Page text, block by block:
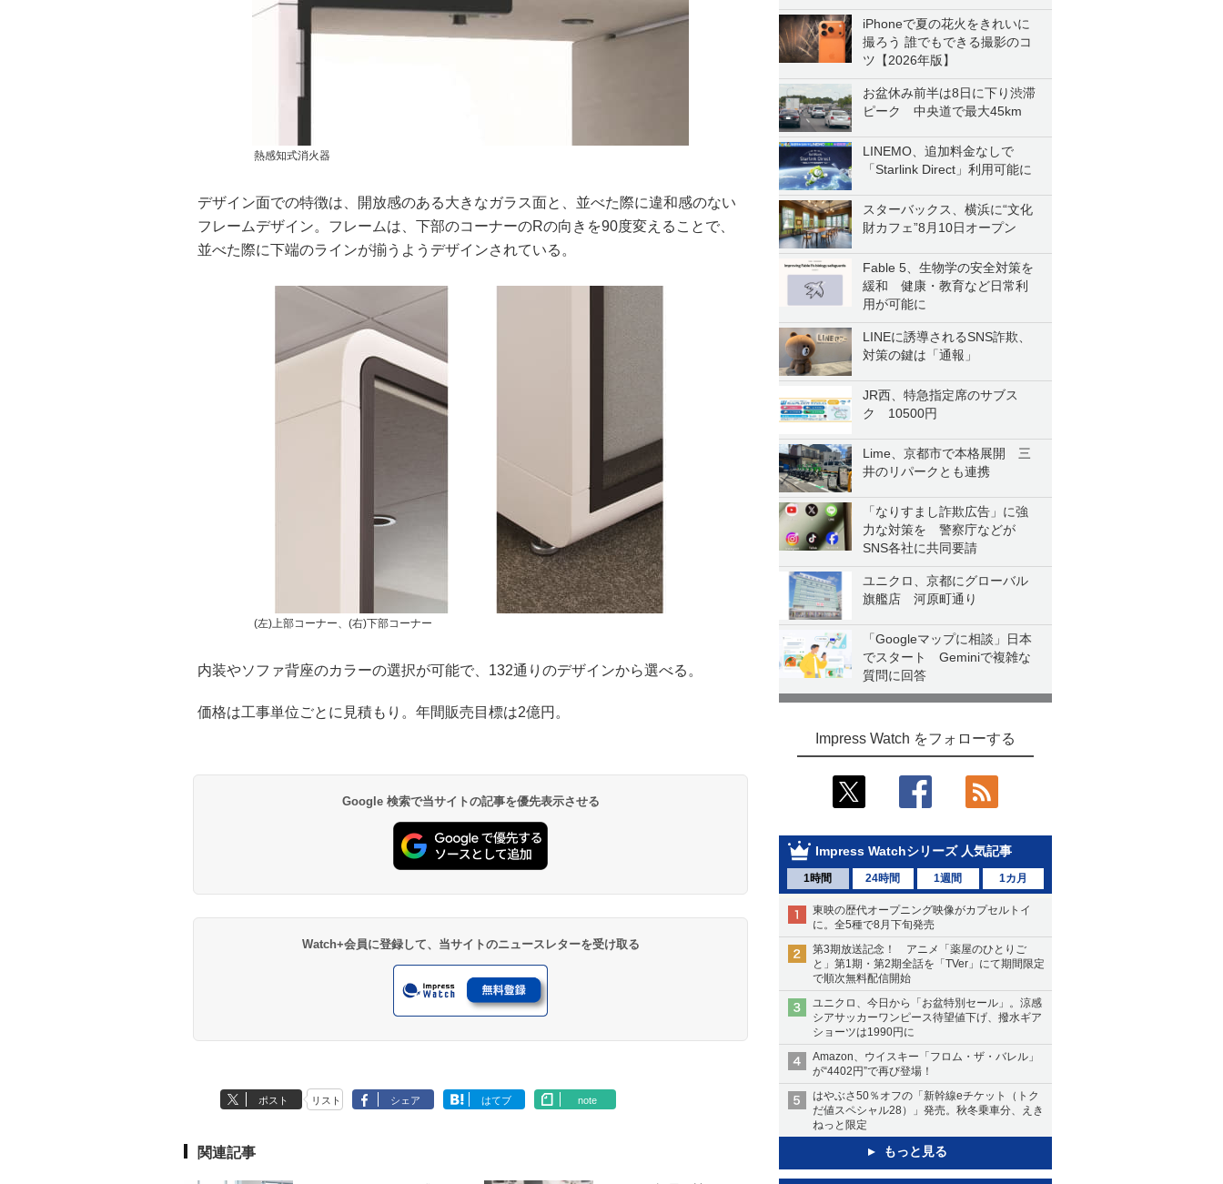
iPhoneで夏の花火をきれいに
撮ろう 誰でもできる撮影のコ
ツ【2026年版】
お盆休み前半は8日に下り渋滞
ピーク 中央道で最大45km
LINEMO、追加料金なしで
「Starlink Direct」利用可能に
スターバックス、横浜に“文化
財カフェ”8月10日オープン
Fable 5、生物学の安全対策を
緩和 健康・教育など日常利
用が可能に
LINEに誘導されるSNS詐欺、
対策の鍵は「通報」
JR西、特急指定席のサブス
ク 10500円
Lime、京都市で本格展開 三
井のリパークとも連携
「なりすまし詐欺広告」に強
力な対策を 警察庁などが
SNS各社に共同要請
ユニクロ、京都にグローバル
旗艦店 河原町通り
「Googleマップに相談」日本
でスタート Geminiで複雑な
質問に回答
Impress Watch をフォローする
Impress Watchシリーズ 人気記事
1時間 24時間 1週間 1カ月
東映の歴代オープニング映像がカプセルトイ
に。全5種で8月下旬発売
第3期放送記念！ アニメ「薬屋のひとりご
と」第1期・第2期全話を「TVer」にて期間限定
で順次無料配信開始
ユニクロ、今日から「お盆特別セール」。涼感
シアサッカーワンピース待望値下げ、撥水ギア
ショーツは1990円に
Amazon、ウイスキー「フロム・ザ・バレル」
が“4402円”で再び登場！
はやぶさ50％オフの「新幹線eチケット（トク
だ値スペシャル28）」発売。秋冬乗車分、えき
ねっと限定
もっと見る
熱感知式消火器
デザイン面での特徴は、開放感のある大きなガラス面と、並べた際に違和感のない
フレームデザイン。フレームは、下部のコーナーのRの向きを90度変えることで、
並べた際に下端のラインが揃うようデザインされている。
(左)上部コーナー、(右)下部コーナー
内装やソファ背座のカラーの選択が可能で、132通りのデザインから選べる。
価格は工事単位ごとに見積もり。年間販売目標は2億円。
Google 検索で当サイトの記事を優先表示させる
Watch+会員に登録して、当サイトのニュースレターを受け取る
ポスト リスト シェア はてブ note
関連記事